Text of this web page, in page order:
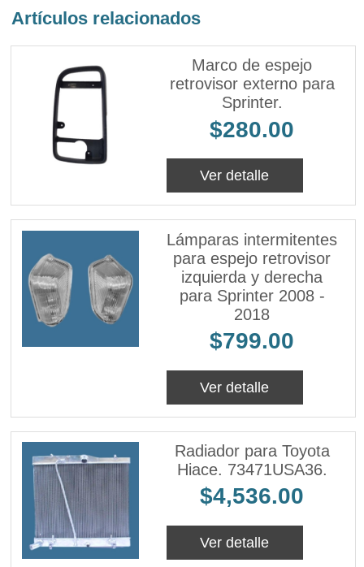
Artículos relacionados
Marco de espejo
retrovisor externo para
Sprinter.
$280.00
Ver detalle
Lámparas intermitentes
para espejo retrovisor
izquierda y derecha
para Sprinter 2008 -
2018
$799.00
Ver detalle
Radiador para Toyota
Hiace. 73471USA36.
$4,536.00
Ver detalle